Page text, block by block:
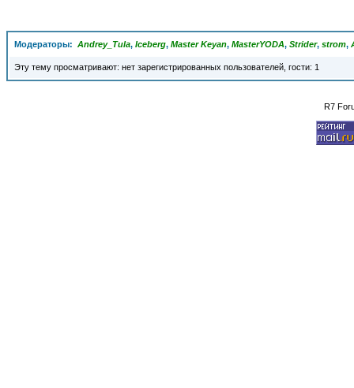
Модераторы: Andrey_Tula, Iceberg, Master Keyan, MasterYODA, Strider, strom,
Эту тему просматривают: нет зарегистрированных пользователей, гости: 1
R7